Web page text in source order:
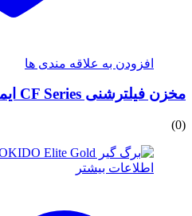
افزودن به علاقه مندی ها
مخزن فیلترشنی CF Series ایمکس EMAUX
(0)
اطلاعات بیشتر